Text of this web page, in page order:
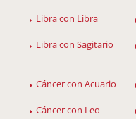
Libra con Libra
Libra con Sagitario
Cáncer con Acuario
Cáncer con Leo